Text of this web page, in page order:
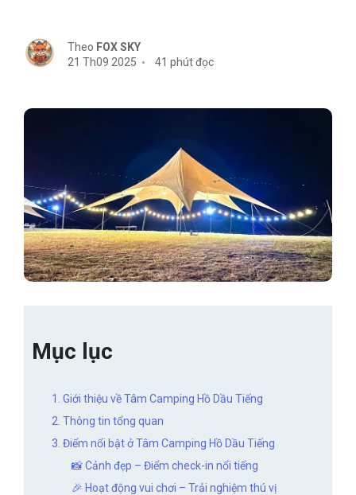
Theo FOX SKY
21 Th09 2025
41 phút đọc
Mục lục
1. Giới thiệu về Tâm Camping Hồ Dầu Tiếng
2. Thông tin tổng quan
3. Điểm nổi bật ở Tâm Camping Hồ Dầu Tiếng
📸 Cảnh đẹp – Điểm check-in nổi tiếng
🎉 Hoạt động vui chơi – Trải nghiệm thú vị